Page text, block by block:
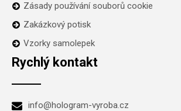
Zásady používání souborů cookie
Zakázkový potisk
Vzorky samolepek
Rychlý kontakt
info@hologram-vyroba.cz